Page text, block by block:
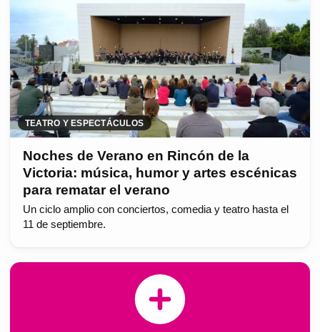
TEATRO Y ESPECTÁCULOS
Noches de Verano en Rincón de la
Victoria: música, humor y artes escénicas
para rematar el verano
Un ciclo amplio con conciertos, comedia y teatro hasta el
11 de septiembre.